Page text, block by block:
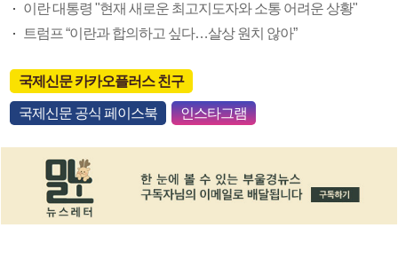
이란 대통령 "현재 새로운 최고지도자와 소통 어려운 상황"
트럼프 “이란과 합의하고 싶다…살상 원치 않아”
국제신문 카카오플러스 친구
국제신문 공식 페이스북 인스타그램